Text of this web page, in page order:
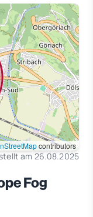
contributors
am 26.08.2025
Fog